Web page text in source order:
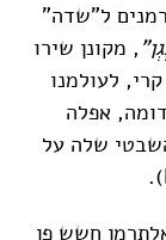
ל"שדה"
, מקונן שירו
לעולמנו
אפלה
שלה על
חשש פן